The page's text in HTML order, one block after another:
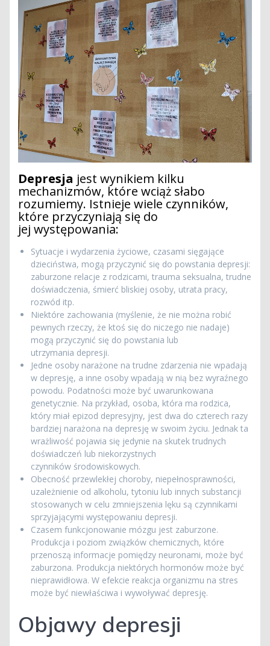
Depresja jest wynikiem kilku
mechanizmów, które wciąż słabo
rozumiemy. Istnieje wiele czynników,
które przyczyniają się do
jej występowania:
Sytuacje i wydarzenia życiowe, czasami sięgające
dzieciństwa, mogą przyczynić się do powstania depresji:
zaburzone relacje z rodzicami, trauma seksualna, trudne
doświadczenia, śmierć bliskiej osoby, utrata pracy,
rozwód itp.
Niektóre zachowania (myślenie, że nie można robić
pewnych rzeczy, że ktoś się do niczego nie nadaje)
mogą przyczynić się do powstania lub
utrzymania depresji.
Jedne osoby narażone na trudne zdarzenia nie wpadają
w depresję, a inne osoby wpadają w nią bez wyraźnego
powodu. Podatności może być uwarunkowana
genetycznie. Na przykład, osoba, która ma rodzica,
który miał epizod depresyjny, jest dwa do czterech razy
bardziej narażona na depresję w swoim życiu. Jednak ta
wrażliwość pojawia się jedynie na skutek trudnych
doświadczeń lub niekorzystnych
czynników środowiskowych.
Obecność przewlekłej choroby, niepełnosprawności,
uzależnienie od alkoholu, tytoniu lub innych substancji
stosowanych w celu zmniejszenia lęku są czynnikami
sprzyjającymi występowaniu depresji.
Czasem funkcjonowanie mózgu jest zaburzone.
Produkcja i poziom związków chemicznych, które
przenoszą informacje pomiędzy neuronami, może być
zaburzona. Produkcja niektórych hormonów może być
nieprawidłowa. W efekcie reakcja organizmu na stres
może być niewłaściwa i wywoływać depresję.
Objawy depresji